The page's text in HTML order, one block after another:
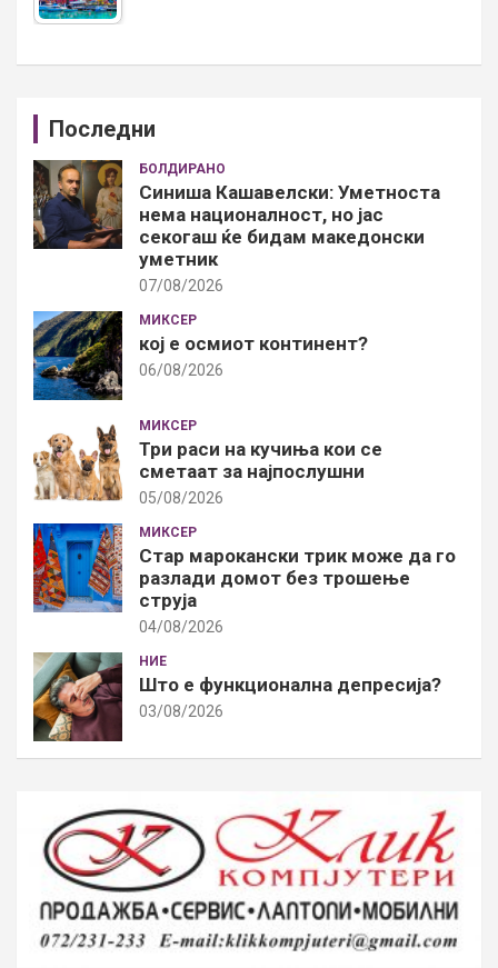
Последни
БОЛДИРАНО
Синиша Кашавелски: Уметноста
нема националност, но јас
секогаш ќе бидам македонски
уметник
07/08/2026
МИКСЕР
кој е осмиот континент?
06/08/2026
МИКСЕР
Три раси на кучиња кои се
сметаат за најпослушни
05/08/2026
МИКСЕР
Стар марокански трик може да го
разлади домот без трошење
струја
04/08/2026
НИЕ
Што е функционална депресија?
03/08/2026